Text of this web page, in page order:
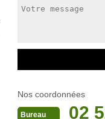
Nos coordonnées
Bureau 02